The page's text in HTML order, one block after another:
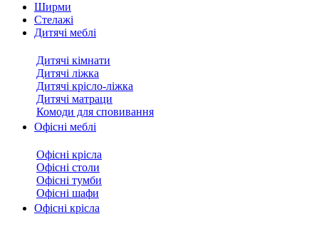
Ширми
Стелажі
Дитячі меблі
Дитячі кімнати
Дитячі ліжка
Дитячі крісло-ліжка
Дитячі матраци
Комоди для сповивання
Офісні меблі
Офісні крісла
Офісні столи
Офісні тумби
Офісні шафи
Офісні крісла